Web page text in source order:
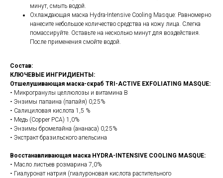
минут, смыть водой.
Охлаждающая маска Hydra-Intensive Cooling Masque: Равномерно
нанесите небольшое количество средства на кожу лица. Слегка
помассируйте. Оставьте на несколько минут для воздействия.
После применения смойте водой.
Состав:
КЛЮЧЕВЫЕ ИНГРИДИЕНТЫ:
Отшелушивающая маска-скраб TRI-ACTIVE EXFOLIATING MASQUE:
- Микрогранулы целлюлозы и витамина В
- Энзимы папаина (папайя) 0,25%
- Салициловая кислота 1,5 %
- Медь (Copper PCA) 1,0%
- Энзимы бромелайна (ананаса) 0,25%
- Экстракт бразильского апельсина
Восстанавливающая маска HYDRA-INTENSIVE COOLING MASQUE:
- Масло листьев розмарина 7,0%
- Гиалуронат натрия (гиалуроновая кислота растительного